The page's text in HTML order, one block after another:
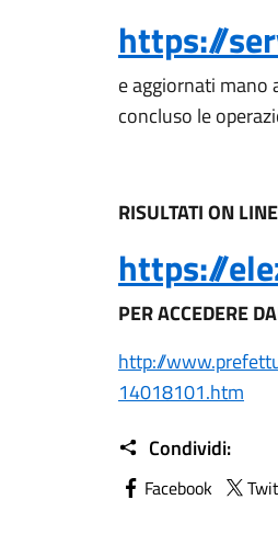
https://
e aggiornati mano
concluso le
RISULTATI ON
https://
PER ACCEDERE
http://
14018101.htm
Condividi:
Facebook